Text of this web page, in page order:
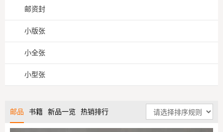
邮资封
小版张
小全张
小型张
邮品 书籍 新品一览 热销排行